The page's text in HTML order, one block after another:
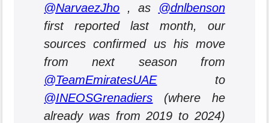
@NarvaezJho , as
@dnlbenson
first reported last month, our
sources confirmed us his move
from next season from
@TeamEmiratesUAEto
@INEOSGrenadiers (where he
already was from 2019 to 2024)